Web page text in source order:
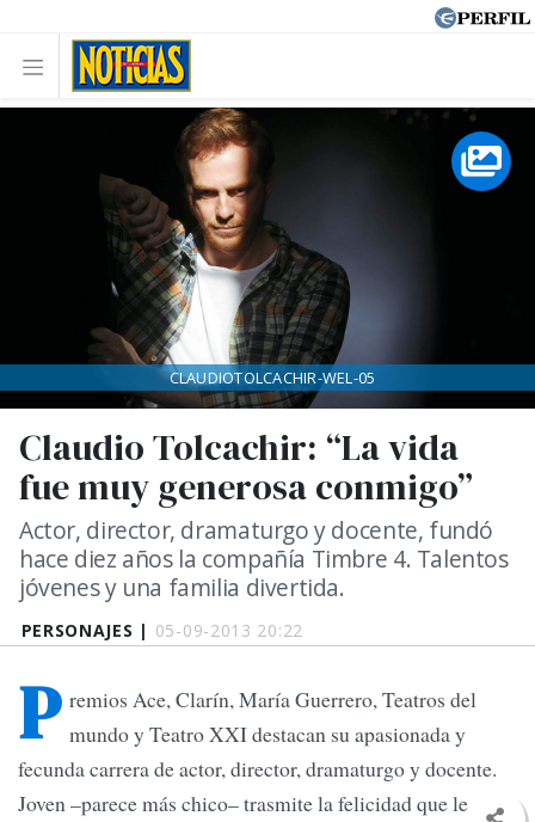
PERSONAJES | 05-09-2013 20:22
Claudio Tolcachir: “La vida
fue muy generosa conmigo”
Actor, director, dramaturgo y docente, fundó
hace diez años la compañía Timbre 4. Talentos
jóvenes y una familia divertida.
CLAUDIOTOLCACHIR-WEL-05
P remios Ace, Clarín, María Guerrero, Teatros del
mundo y Teatro XXI destacan su apasionada y
fecunda carrera de actor, director, dramaturgo y docente.
Joven –parece más chico– trasmite la felicidad que le